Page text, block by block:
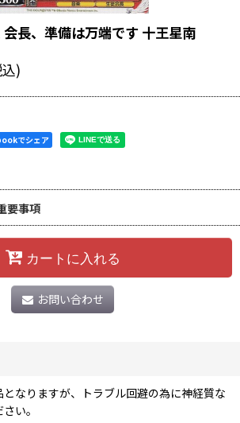
長、準備は万端です 十王星南
)
でシェア
要事項
カートに入れる
お問い合わせ
なりますが、トラブル回避の為に神経質な
い。